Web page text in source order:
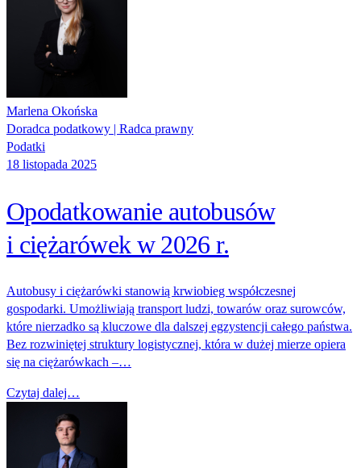
Marlena Okońska
Doradca podatkowy | Radca prawny
Podatki
18 listopada 2025
Opodatkowanie autobusów
i ciężarówek w 2026 r.
Autobusy i ciężarówki stanowią krwiobieg współczesnej
gospodarki. Umożliwiają transport ludzi, towarów oraz surowców,
które nierzadko są kluczowe dla dalszej egzystencji całego państwa.
Bez rozwiniętej struktury logistycznej, która w dużej mierze opiera
się na ciężarówkach –…
Czytaj dalej…